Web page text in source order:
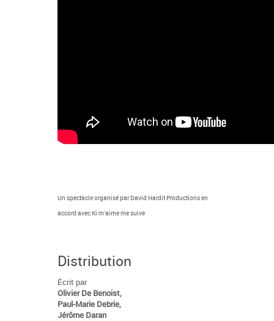
Un spectacle organisé par David Hardit Productions en
accord avec Ki m'aime me suive
Distribution
Écrit par
Olivier De Benoist,
Paul-Marie Debrie,
Jérôme Daran